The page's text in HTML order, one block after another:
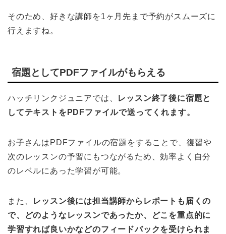
そのため、好きな講師を1ヶ月先まで予約がスムーズに
行えますね。
宿題としてPDFファイルがもらえる
ハッチリンクジュニアでは、 レッスン終了後に宿題と
してテキストをPDFファイルで送ってくれます。
お子さんはPDFファイルの宿題をすることで、復習や
次のレッスンの予習にもつながるため、効率よく自分
のレベルにあった学習が可能。
また、 レッスン後には担当講師からレポートも届くの
で、どのようなレッスンであったか、どこを重点的に
学習すれば良いかなどのフィードバックを受けられま